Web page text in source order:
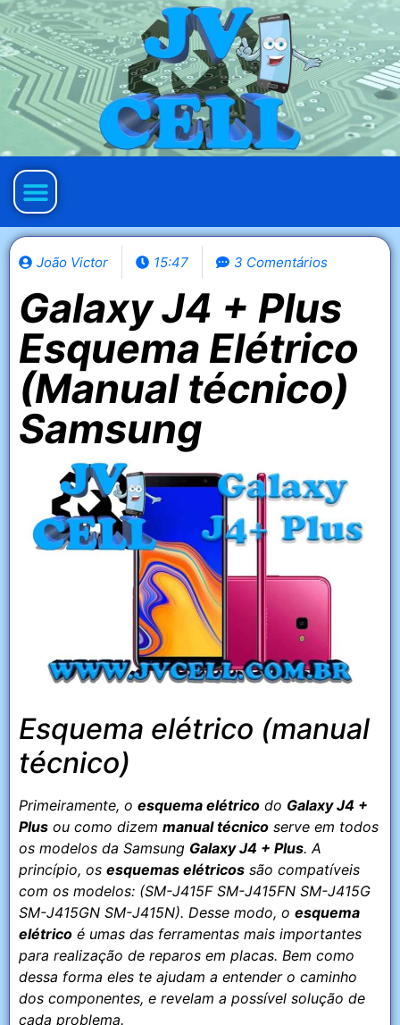
João Victor 15:47 3 Comentários
Galaxy J4 + Plus
Esquema Elétrico
(Manual técnico)
Samsung
Esquema elétrico (manual
técnico)
Primeiramente, o esquema elétrico do Galaxy J4 +
Plus ou como dizem manual técnico serve em todos
os modelos da Samsung Galaxy J4 + Plus. A
princípio, os esquemas elétricos são compatíveis
com os modelos: (SM-J415F SM-J415FN SM-J415G
SM-J415GN SM-J415N). Desse modo, o esquema
elétrico é umas das ferramentas mais importantes
para realização de reparos em placas. Bem como
dessa forma eles te ajudam a entender o caminho
dos componentes, e revelam a possível solução de
cada problema.